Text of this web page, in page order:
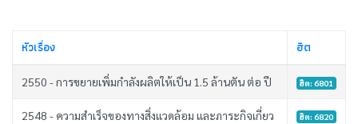
หัวเรื่อง ฮิต
2550 - การขยายเพิ่มกำลังผลิตให้เป็น 1.5 ล้านตัน ต่อ ปี ฮิต: 6801
2548 - ความสำเร็จของทางสิ่งแวดล้อม และภาระกิจเกี่ยว
ฮิต: 6820